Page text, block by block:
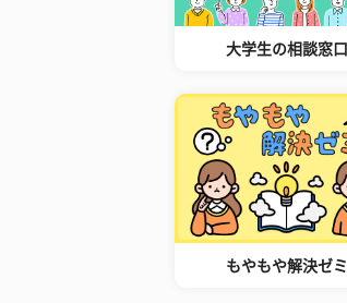
大学生の相談窓口
もやもや解決ゼミ